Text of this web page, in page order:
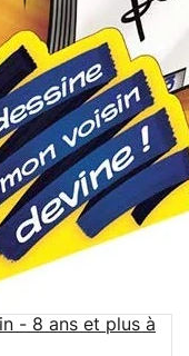
- 8 ans et plus à